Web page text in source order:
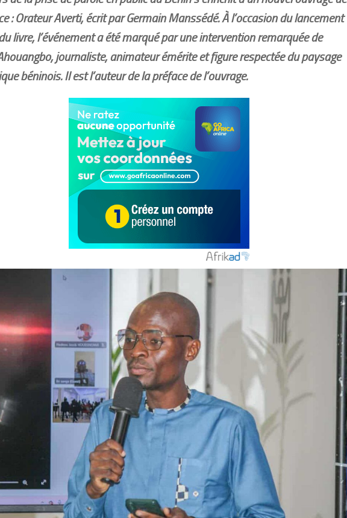
: Orateur Averti, écrit par Germain Manssédé. À l’occasion du lancement
livre, l’événement a été marqué par une intervention remarquée de
journaliste, animateur émérite et figure respectée du paysage
béninois. Il est l’auteur de la préface de l’ouvrage.